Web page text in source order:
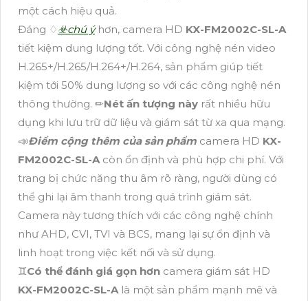
một cách hiệu quả.
Đáng ♢☣️chú ýhơn, camera HD KX-FM2002C-SL-A
tiết kiệm dung lượng tốt. Với công nghệ nén video
H.265+/H.265/H.264+/H.264, sản phẩm giúp tiết
kiệm tới 50% dung lượng so với các công nghệ nén
thông thường. ✏Nét ấn tượng này rất nhiều hữu
dụng khi lưu trữ dữ liệu và giám sát từ xa qua mạng.
📣Điểm cộng thêm của sản phẩm camera HD KX-
FM2002C-SL-A còn ổn định và phù hợp chi phí. Với
trang bị chức năng thu âm rõ ràng, người dùng có
thể ghi lại âm thanh trong quá trình giám sát.
Camera này tương thích với các công nghệ chính
như AHD, CVI, TVI và BCS, mang lại sự ổn định và
linh hoạt trong việc kết nối và sử dụng.
♊Có thể đánh giá gọn hơn camera giám sát HD
KX-FM2002C-SL-A là một sản phẩm mạnh mẽ và